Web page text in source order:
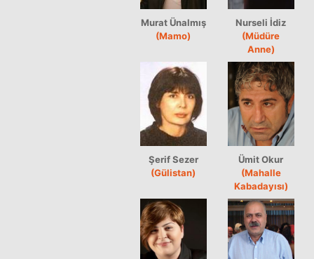
Murat Ünalmış
(Mamo)
Nurseli İdiz
(Müdüre
Anne)
Şerif Sezer
(Gülistan)
Ümit Okur
(Mahalle
Kabadayısı)